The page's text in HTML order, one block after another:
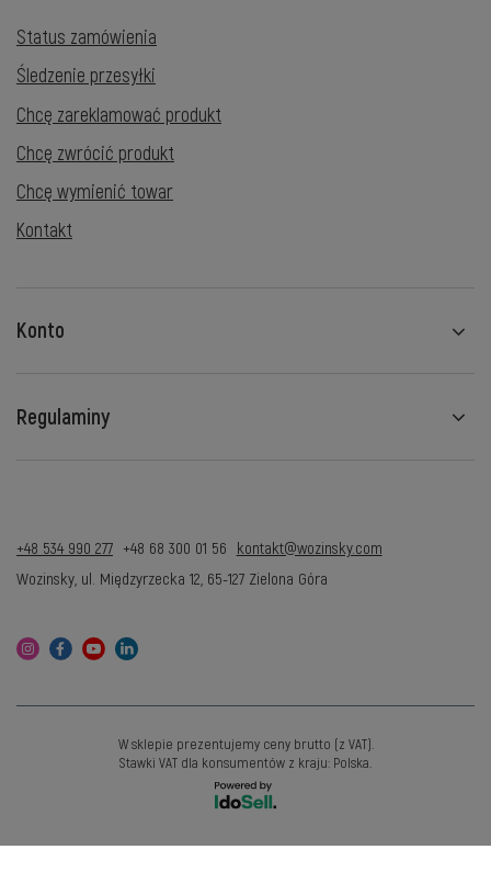
Status zamówienia
Śledzenie przesyłki
Chcę zareklamować produkt
Chcę zwrócić produkt
Chcę wymienić towar
Kontakt
Konto
Regulaminy
+48 534 990 277 +48 68 300 01 56 kontakt@wozinsky.com
Wozinsky, ul. Międzyrzecka 12, 65-127 Zielona Góra
W sklepie prezentujemy ceny brutto (z VAT).
Stawki VAT dla konsumentów z kraju: Polska.